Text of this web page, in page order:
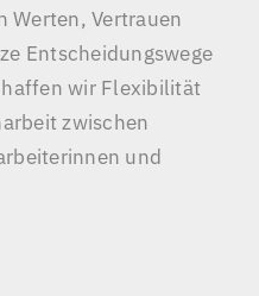
Werten, Vertrauen
Entscheidungswege
wir Flexibilität
zwischen
und